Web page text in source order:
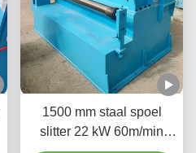
1500 mm staal spoel
slitter 22 kW 60m/min